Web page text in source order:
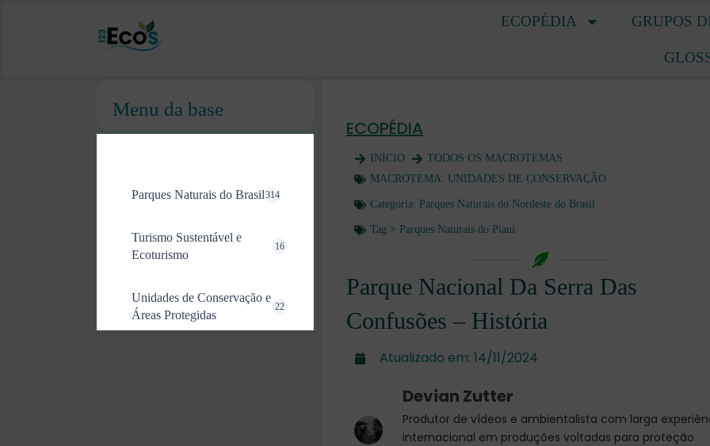
ECOPÉDIA GRUPOS
Menu da base
Parques Naturais do Brasil314
Turismo Sustentável e
Ecoturismo
16
Unidades de Conservação e
Áreas Protegidas
22
ECOPÉDIA
INÍCIO
TODOS OS MACROTEMAS
MACROTEMA: UNIDADES DE CONSERVAÇÃO
Categoria: Parques Naturais do Nordeste do Brasil
Tag > Parques Naturais do Piauí
Parque Nacional Da Serra Das
Confusões – História
Atualizado em: 14/11/2024
Devian Zutter
Produtor de vídeos e ambientalista com larga
internacional em produções voltadas para proteção